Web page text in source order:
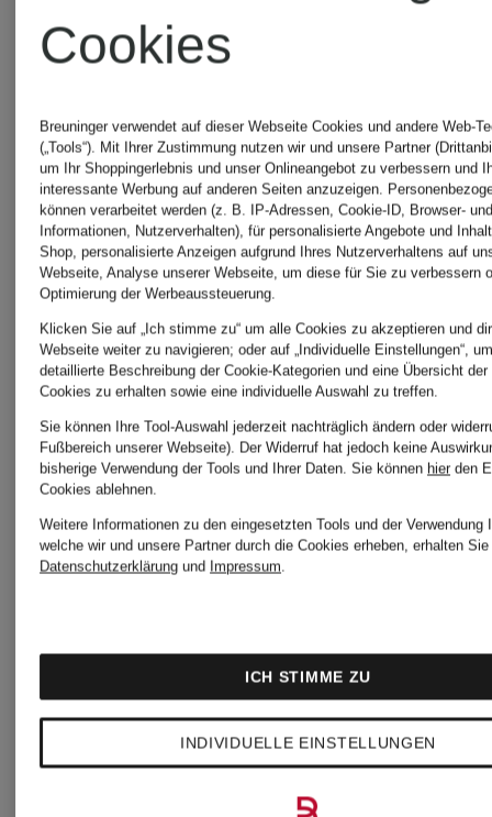
Boss
MAMMUT
Marc
O'Polo
MCM
MONCLER
MOOSE
KNUCKLES
UGG
Boots
windsor.
Mode
Cookies
Breuninger verwendet auf dieser Webseite Cookies und andere Web-
(„Tools“). Mit Ihrer Zustimmung nutzen wir und unsere Partner
um Ihr Shoppingerlebnis und unser Onlineangebot zu verbessern und
interessante Werbung auf anderen Seiten anzuzeigen.
können verarbeitet werden (z. B. IP-Adressen, Cookie-ID, Browser-
Informationen, Nutzerverhalten), für personalisierte Angebote und
Shop, personalisierte Anzeigen aufgrund Ihres Nutzerverhaltens auf
Webseite, Analyse unserer Webseite, um diese für Sie zu verbessern
Optimierung der Werbeaussteuerung.
Klicken Sie auf „Ich stimme zu“ um alle Cookies zu akzeptieren und
Webseite weiter zu navigieren; oder auf „Individuelle Einstellungen“,
detaillierte Beschreibung der Cookie-Kategorien und eine Übersicht
Cookies zu erhalten sowie eine individuelle Auswahl zu treffen.
Sie können Ihre Tool-Auswahl jederzeit nachträglich ändern oder
Fußbereich unserer Webseite). Der Widerruf hat jedoch keine
bisherige Verwendung der Tools und Ihrer Daten. Sie können hier den
Cookies ablehnen.
Weitere Informationen zu den eingesetzten Tools und der Verwendung
welche wir und unsere Partner durch die Cookies erheben, erhalten
Datenschutzerklärung und Impressum.
INDIVIDUELLE EINSTELLUNGEN
ICH STIMME ZU